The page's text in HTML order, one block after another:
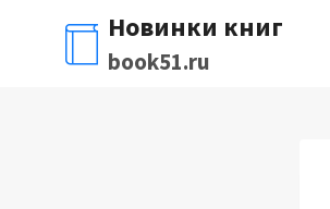
содержимому
Новинки книг
book51.ru